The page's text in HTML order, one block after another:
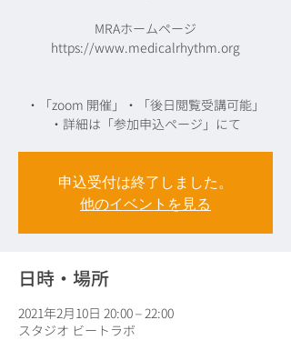
MRAホームページ
https://www.medicalrhythm.org
・「zoom 開催」・「後日閲覧受講可能」
・詳細は「参加申込ページ」にて
申込受付は終了しました。
他のイベントを見る
日時・場所
2021年2月10日 20:00 – 22:00
スタジオ ビートラボ